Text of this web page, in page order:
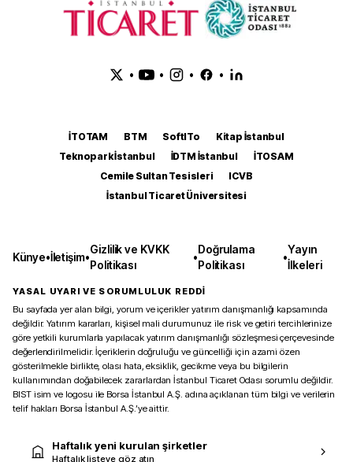
• • • •
İTOTAM BTM SoftITo
Kitap İstanbul
Teknopark İstanbul
İDTM İstanbul
İTOSAM
Cemile Sultan Tesisleri
ICVB
İstanbul Ticaret Üniversitesi
Künye•İletişim•
Gizlilik ve KVKK
Politikası
•
Doğrulama
Politikası
•
Yayın
İlkeleri
YASAL UYARI VE SORUMLULUK REDDİ
Bu sayfada yer alan bilgi, yorum ve içerikler yatırım danışmanlığı kapsamında
değildir. Yatırım kararları, kişisel mali durumunuz ile risk ve getiri tercihlerinize
göre yetkili kurumlarla yapılacak yatırım danışmanlığı sözleşmesi çerçevesinde
değerlendirilmelidir. İçeriklerin doğruluğu ve güncelliği için azami özen
gösterilmekle birlikte, olası hata, eksiklik, gecikme veya bu bilgilerin
kullanımından doğabilecek zararlardan İstanbul Ticaret Odası sorumlu değildir.
BIST isim ve logosu ile Borsa İstanbul A.Ş. adına açıklanan tüm bilgi ve verilerin
telif hakları Borsa İstanbul A.Ş.’ye aittir.
Haftalık yeni kurulan şirketler
Haftalık listeye göz atın